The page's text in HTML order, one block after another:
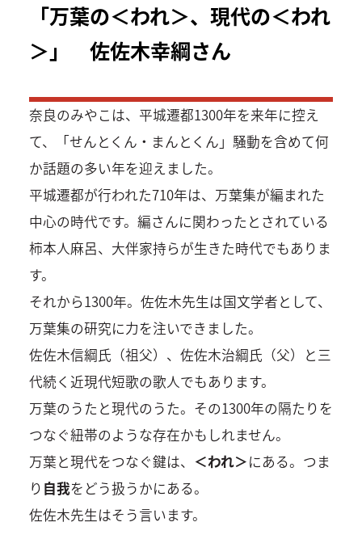
「万葉の＜われ＞、現代の＜われ
＞」 佐佐木幸綱さん
奈良のみやこは、平城遷都1300年を来年に控え
て、「せんとくん・まんとくん」騒動を含めて何
か話題の多い年を迎えました。
平城遷都が行われた710年は、万葉集が編まれた
中心の時代です。編さんに関わったとされている
柿本人麻呂、大伴家持らが生きた時代でもありま
す。
それから1300年。佐佐木先生は国文学者として、
万葉集の研究に力を注いできました。
佐佐木信綱氏（祖父）、佐佐木治綱氏（父）と三
代続く近現代短歌の歌人でもあります。
万葉のうたと現代のうた。その1300年の隔たりを
つなぐ紐帯のような存在かもしれません。
万葉と現代をつなぐ鍵は、 ＜われ＞にある。つま
り 自我をどう扱うかにある。
佐佐木先生はそう言います。